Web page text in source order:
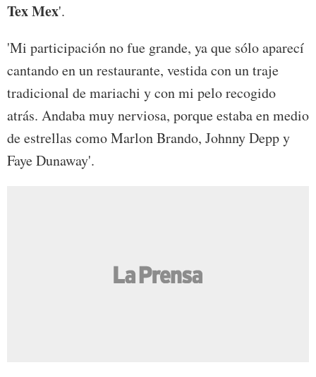
Tex Mex'.
'Mi participación no fue grande, ya que sólo aparecí
cantando en un restaurante, vestida con un traje
tradicional de mariachi y con mi pelo recogido
atrás. Andaba muy nerviosa, porque estaba en medio
de estrellas como Marlon Brando, Johnny Depp y
Faye Dunaway'.